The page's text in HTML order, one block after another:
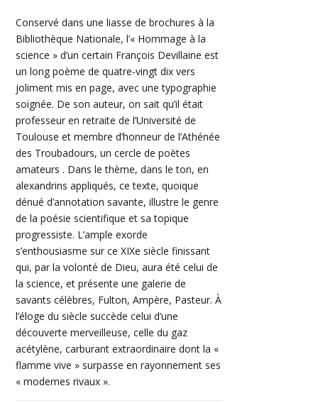
Conservé dans une liasse de brochures à la
Bibliothèque Nationale, l’« Hommage à la
science » d’un certain François Devillaine est
un long poème de quatre-vingt dix vers
joliment mis en page, avec une typographie
soignée. De son auteur, on sait qu’il était
professeur en retraite de l’Université de
Toulouse et membre d’honneur de l’Athénée
des Troubadours, un cercle de poètes
amateurs . Dans le thème, dans le ton, en
alexandrins appliqués, ce texte, quoique
dénué d’annotation savante, illustre le genre
de la poésie scientifique et sa topique
progressiste. L’ample exorde
s’enthousiasme sur ce XIXe siècle finissant
qui, par la volonté de Dieu, aura été celui de
la science, et présente une galerie de
savants célèbres, Fulton, Ampère, Pasteur. À
l’éloge du siècle succède celui d’une
découverte merveilleuse, celle du gaz
acétylène, carburant extraordinaire dont la «
flamme vive » surpasse en rayonnement ses
« modernes rivaux ».